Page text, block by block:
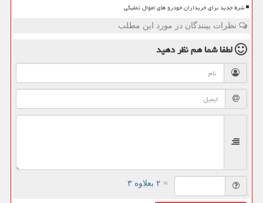
شرط جدید برای خریداران خودرو های اموال تملیکی
نظرات بینندگان در مورد این مطلب
لطفا شما همنظر دهید
= ۲ بعلاوه ۳